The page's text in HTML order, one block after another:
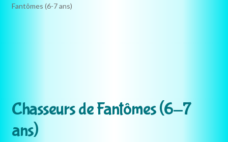
Fantômes (6-7 ans)
Chasseurs de Fantômes (6-7
ans)